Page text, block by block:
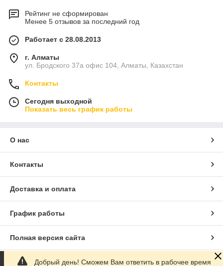
Рейтинг не сформирован
Менее 5 отзывов за последний год
Работает с 28.08.2013
г. Алматы
ул. Бродского 37а офис 104, Алматы, Казахстан
Контакты
Сегодня выходной
Показать весь график работы
О нас
Контакты
Доставка и оплата
График работы
Полная версия сайта
Сайт создан на маркетплейсеSatu.kz
Добрый день! Сможем Вам ответить в рабочее время